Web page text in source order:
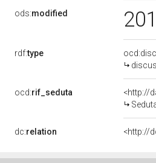
ods:modified
rdf:type
ocd:rif_seduta
<http://
dc:relation